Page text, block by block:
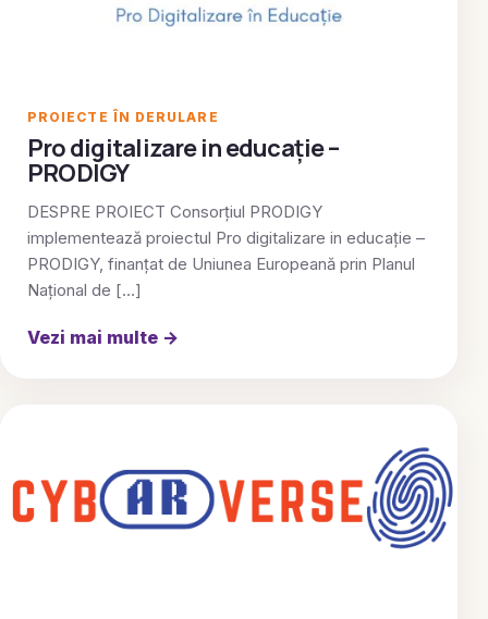
PROIECTE ÎN DERULARE
Pro digitalizare in educație –
PRODIGY
DESPRE PROIECT Consorțiul PRODIGY
implementează proiectul Pro digitalizare in educație –
PRODIGY, finanțat de Uniunea Europeană prin Planul
Național de […]
Vezi mai multe →